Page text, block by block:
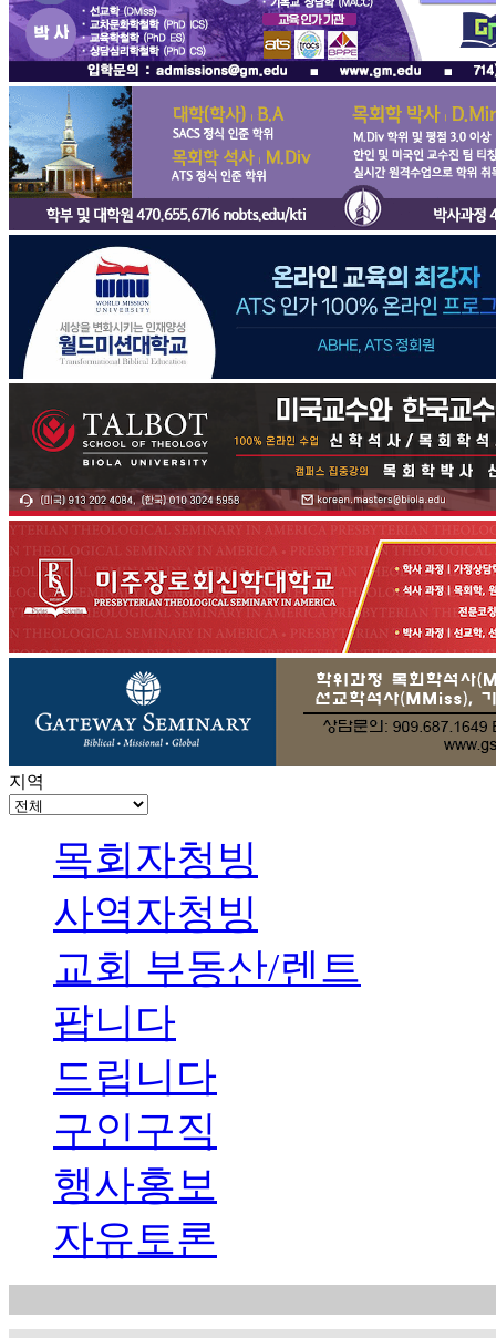
지역
목회자청빙
사역자청빙
교회 부동산/렌트
팝니다
드립니다
구인구직
행사홍보
자유토론